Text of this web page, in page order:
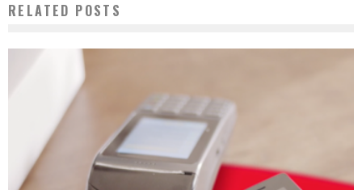
RELATED POSTS